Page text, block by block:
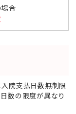
合
院支払日数無制限
数の限度が異なり